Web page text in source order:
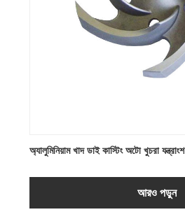
অ্যালুমিনিয়াম খাদ ডাই কাস্টিং অটো খুচরা যন্ত্রাংশ
আরও পড়ুন